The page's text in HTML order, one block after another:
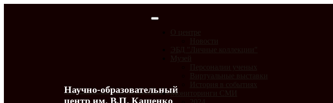
Научно-образовательный
центр им. В.П. Кащенко
О центре
Новости
ЭБД "Личные коллекции"
Музей
Персоналии ученых
Виртуальные выставки
История в событиях
Мониторинги СМИ